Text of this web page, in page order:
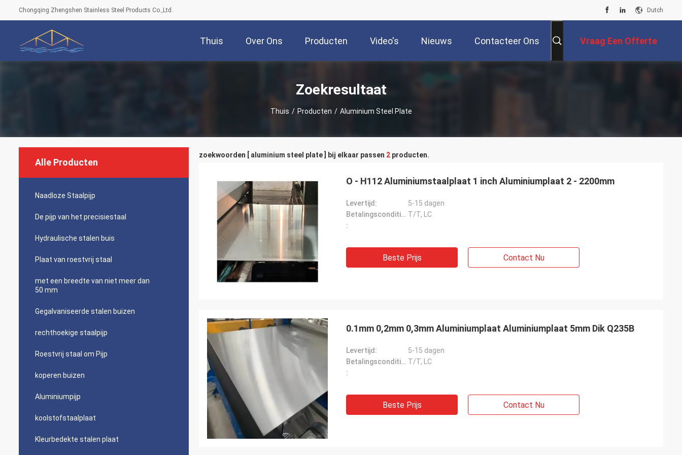
Chongqing Zhengshen Stainless Steel Products Co.,Ltd. Dutch
Thuis Over Ons Producten Video's Nieuws Contacteer Ons Vraag Een Offerte
Zoekresultaat
Thuis / Producten / Aluminium Steel Plate
Alle Producten
Naadloze Staalpijp
De pijp van het precisiestaal
Hydraulische stalen buis
Plaat van roestvrij staal
met een breedte van niet meer dan
50 mm
Gegalvaniseerde stalen buizen
rechthoekige staalpijp
Roestvrij staal om Pijp
koperen buizen
Aluminiumpijp
koolstofstaalplaat
Kleurbedekte stalen plaat
zoekwoorden [ aluminium steel plate ] bij elkaar passen 2 producten.
O - H112 Aluminiumstaalplaat 1 inch Aluminiumplaat 2 - 2200mm
Levertijd:
5-15 dagen
Betalingscondities: T/T, LC
:
Beste Prijs Contact Nu
0.1mm 0,2mm 0,3mm Aluminiumplaat Aluminiumplaat 5mm Dik Q235B
Levertijd:
5-15 dagen
Betalingscondities: T/T, LC
:
Beste Prijs Contact Nu